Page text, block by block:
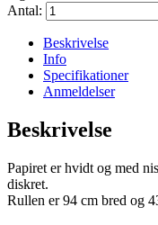
Antal:
Beskrivelse
Info
Specifikationer
Anmeldelser
Beskrivelse
Papiret er hvidt og med
diskret.
Rullen er 94 cm bred og